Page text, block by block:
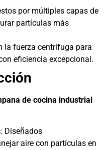
por múltiples capas de
partículas más
la fuerza centrífuga para
eficiencia excepcional.
de cocina industrial
: Diseñados
aire con partículas en